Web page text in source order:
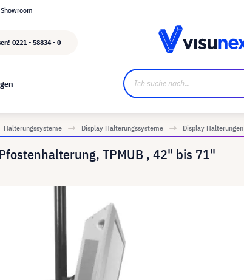
Showroom
0221 - 58834 - 0
Halterungssysteme Display Halterungssysteme Display Halterungen
TPMUB , 42" bis 71"